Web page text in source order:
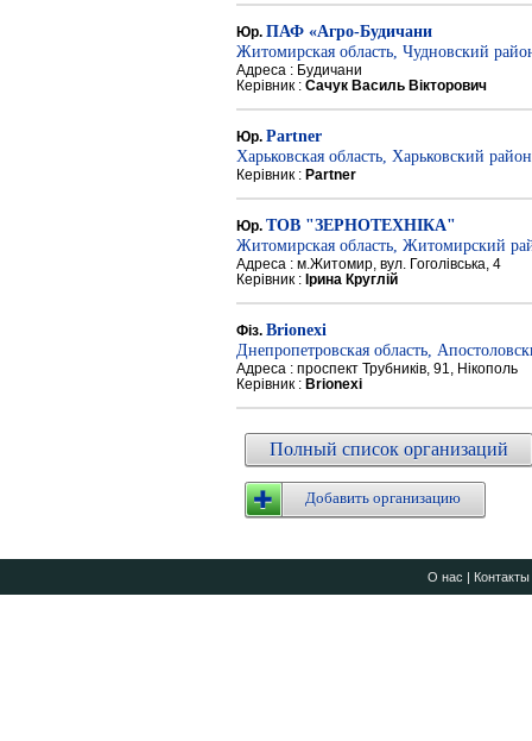
Юр. ПАФ «Агро-Будичани
Житомирская область, Чудновский
Адреса : Будичани
Керівник : Сачук Василь Вікторович
Юр. Partner
Харьковская область, Харьковский район
Керівник : Partner
Юр. ТОВ "ЗЕРНОТЕХНІКА"
Житомирская область, Житомирский
Адреса : м.Житомир, вул. Гоголівська, 4
Керівник : Ірина Круглій
Фіз. Brionexi
Днепропетровская область,
Адреса : проспект Трубників, 91, Нікополь
Керівник : Brionexi
Полный список организаций
Добавить организацию
О нас | Контакты